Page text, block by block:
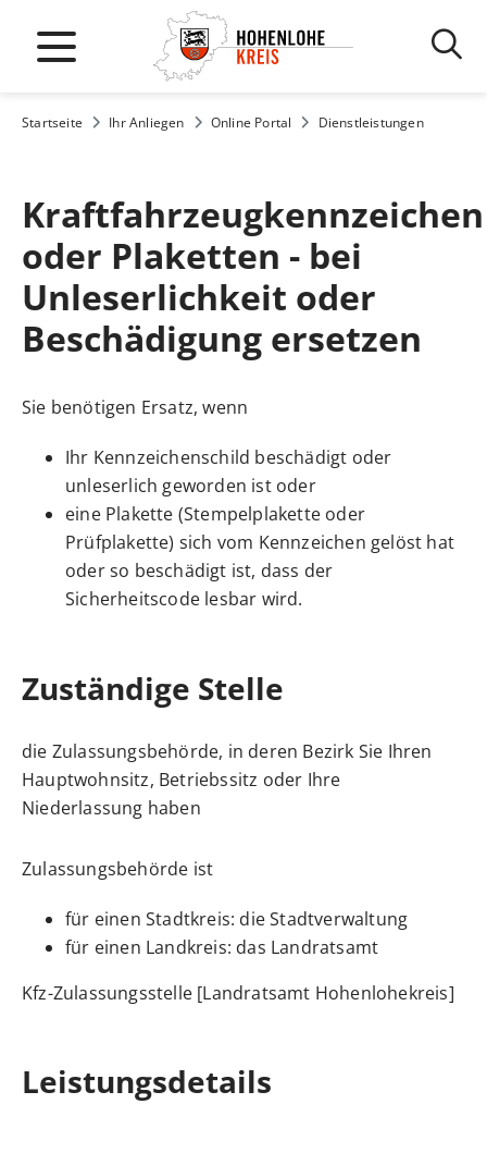
Startseite Ihr Anliegen Online Portal Dienstleistungen
Kraftfahrzeugkennzeichen
oder Plaketten - bei
Unleserlichkeit oder
Beschädigung ersetzen
Sie benötigen Ersatz, wenn
Ihr Kennzeichenschild beschädigt oder
unleserlich geworden ist oder
eine Plakette (Stempelplakette oder
Prüfplakette) sich vom Kennzeichen gelöst hat
oder so beschädigt ist, dass der
Sicherheitscode lesbar wird.
Zuständige Stelle
die Zulassungsbehörde, in deren Bezirk Sie Ihren
Hauptwohnsitz, Betriebssitz oder Ihre
Niederlassung haben
Zulassungsbehörde ist
für einen Stadtkreis: die Stadtverwaltung
für einen Landkreis: das Landratsamt
Kfz-Zulassungsstelle [Landratsamt Hohenlohekreis]
Leistungsdetails